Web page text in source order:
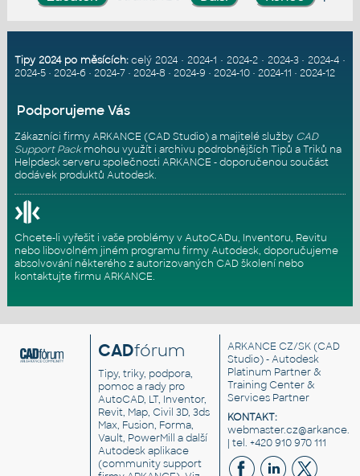
Tipy 2024 po měsících: celý 2024 •2024-1 • 2024-2• 2024-3•2024-4 •
2024-5• 2024-6• 2024-7• 2024-8 • 2024-9 • 2024-10• 2024-11 • 2024-12
Podporujeme Vás
Zákazníci firmy ARKANCE (CAD Studio) a majitelé služby CAD
Support Packmohou využít i archivu podrobnějších Tipů a Triků na
Helpdesk serveru společnosti ARKANCE - doporučenou součást
dodávek produktů Autodesk.
Chcete-li vyřešit i vaše problémy v AutoCADu, Inventoru, Revitu
nebo libovolném jiném programu firmy Autodesk, doporučujeme
absolvování některého z autorizovaných CAD školenínebo
kontaktujte firmu ARKANCE.
CADfórum
Tipy, triky, podpora,
pomoc a rady pro
AutoCAD, LT, Inventor,
Revit, Map, Civil 3D, 3ds
Max, Fusion, Forma,
Vault, PowerMill a další
Autodesk aplikace
(community support
ARKANCE CZ/SK(CAD
Studio) - Autodesk
Platinum Partner &
Training Center &
Services Partner
KONTAKT:
| tel. +420 910 970 111